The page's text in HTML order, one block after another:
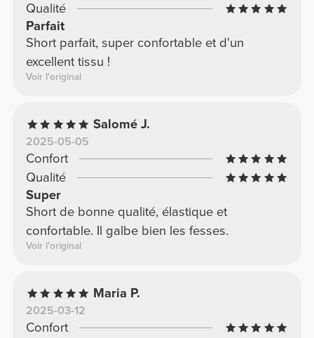
Qualité
Parfait
Short parfait, super confortable et d'un
excellent tissu !
Voir l'original
Salomé J.
2025-05-05
Confort
Qualité
Super
Short de bonne qualité, élastique et
confortable. Il galbe bien les fesses.
Voir l'original
Maria P.
2025-03-12
Confort